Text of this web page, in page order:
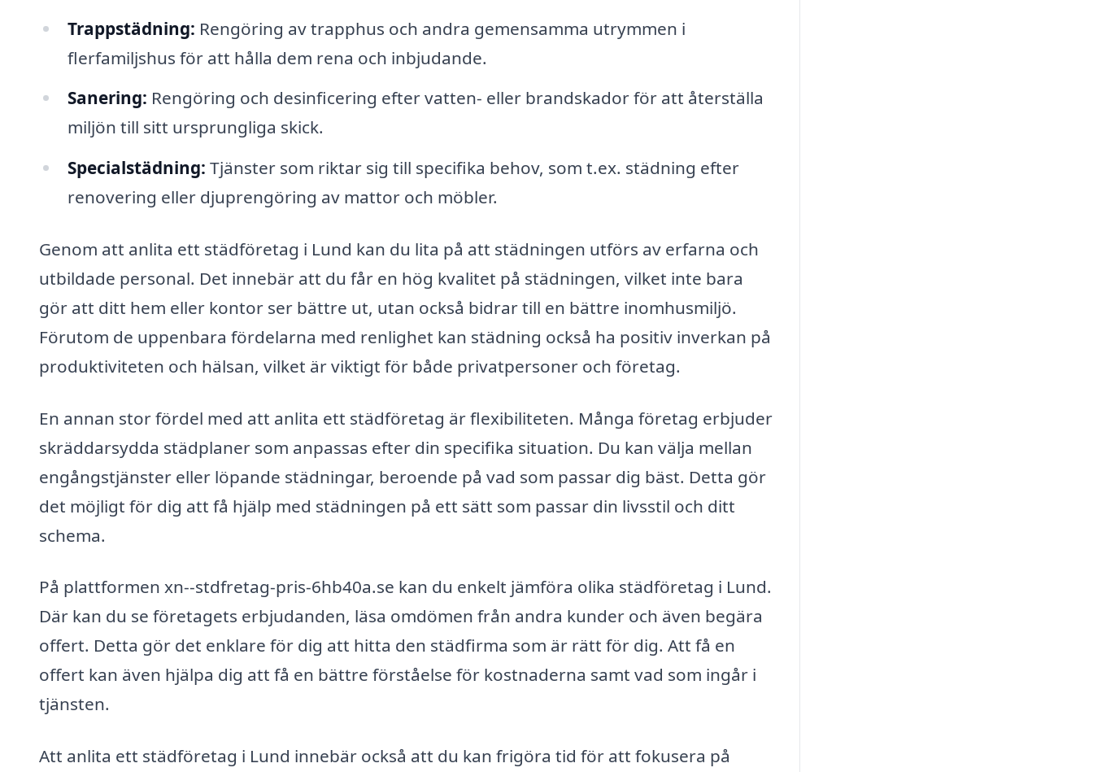
Trappstädning: Rengöring av trapphus och andra gemensamma utrymmen i
flerfamiljshus för att hålla dem rena och inbjudande.
Sanering: Rengöring och desinficering efter vatten- eller brandskador för att återställa
miljön till sitt ursprungliga skick.
Specialstädning: Tjänster som riktar sig till specifika behov, som t.ex. städning efter
renovering eller djuprengöring av mattor och möbler.
Genom att anlita ett städföretag i Lund kan du lita på att städningen utförs av erfarna och
utbildade personal. Det innebär att du får en hög kvalitet på städningen, vilket inte bara
gör att ditt hem eller kontor ser bättre ut, utan också bidrar till en bättre inomhusmiljö.
Förutom de uppenbara fördelarna med renlighet kan städning också ha positiv inverkan på
produktiviteten och hälsan, vilket är viktigt för både privatpersoner och företag.
En annan stor fördel med att anlita ett städföretag är flexibiliteten. Många företag erbjuder
skräddarsydda städplaner som anpassas efter din specifika situation. Du kan välja mellan
engångstjänster eller löpande städningar, beroende på vad som passar dig bäst. Detta gör
det möjligt för dig att få hjälp med städningen på ett sätt som passar din livsstil och ditt
schema.
På plattformen xn--stdfretag-pris-6hb40a.se kan du enkelt jämföra olika städföretag i Lund.
Där kan du se företagets erbjudanden, läsa omdömen från andra kunder och även begära
offert. Detta gör det enklare för dig att hitta den städfirma som är rätt för dig. Att få en
offert kan även hjälpa dig att få en bättre förståelse för kostnaderna samt vad som ingår i
tjänsten.
Att anlita ett städföretag i Lund innebär också att du kan frigöra tid för att fokusera på